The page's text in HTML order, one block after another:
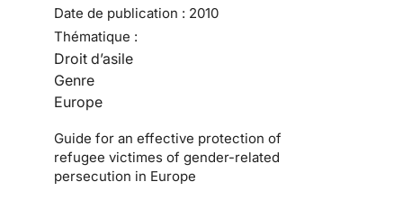
Date de publication : 2010
Thématique :
Droit d’asile
Genre
Europe
Guide for an effective protection of
refugee victimes of gender-related
persecution in Europe